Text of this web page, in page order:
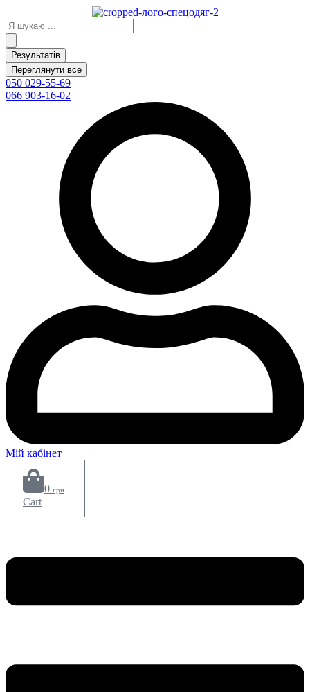
до
вмісту
Search
...
Результатів
Переглянути все
050 029-55-69
066 903-16-02
Мій кабінет
0 грн
Cart